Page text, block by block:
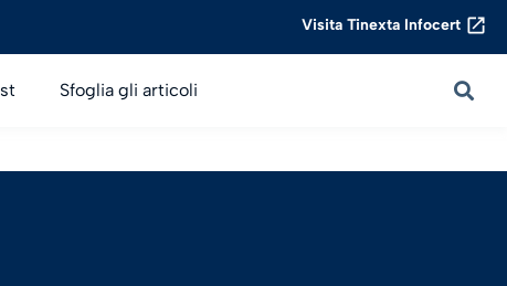
Visita Tinexta Infocert
Sfoglia gli articoli